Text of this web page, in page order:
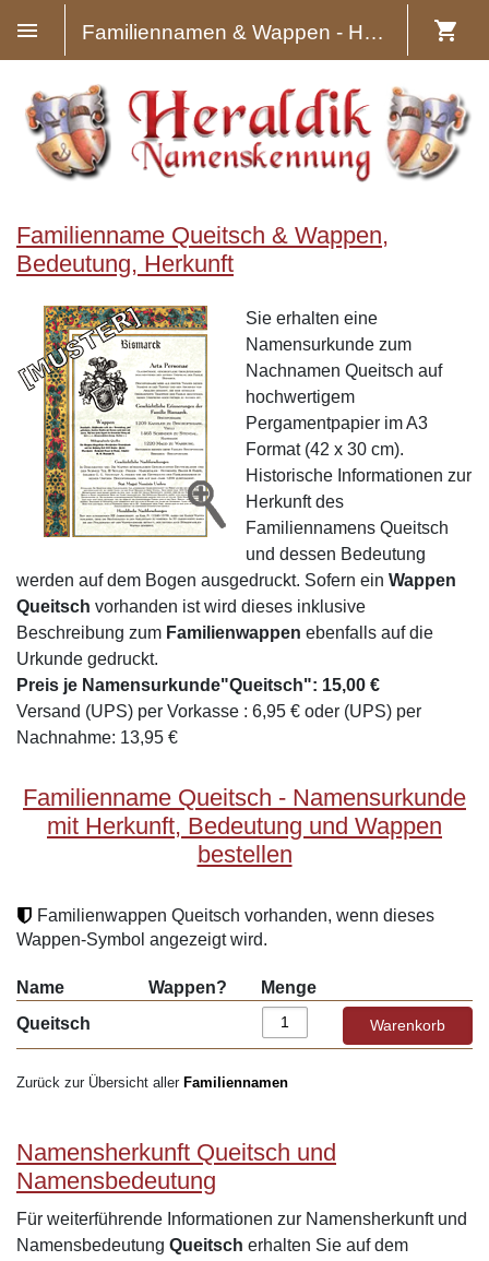
Familiennamen & Wappen - Heraldik
Familienname Queitsch & Wappen,
Bedeutung, Herkunft
Sie erhalten eine
Namensurkunde zum
Nachnamen Queitsch auf
hochwertigem
Pergamentpapier im A3
Format (42 x 30 cm).
Historische Informationen zur
Herkunft des
Familiennamens Queitsch
und dessen Bedeutung
werden auf dem Bogen ausgedruckt. Sofern ein Wappen
Queitsch vorhanden ist wird dieses inklusive
Beschreibung zum Familienwappen ebenfalls auf die
Urkunde gedruckt.
Preis je Namensurkunde"Queitsch": 15,00 €
Versand (UPS) per Vorkasse : 6,95 € oder (UPS) per
Nachnahme: 13,95 €
Familienname Queitsch - Namensurkunde
mit Herkunft, Bedeutung und Wappen
bestellen
Familienwappen Queitsch vorhanden, wenn dieses
Wappen-Symbol angezeigt wird.
Name Wappen?
Menge
Queitsch
Zurück zur Übersicht aller Familiennamen
Namensherkunft Queitsch und
Namensbedeutung
Für weiterführende Informationen zur Namensherkunft und
Namensbedeutung Queitsch erhalten Sie auf dem